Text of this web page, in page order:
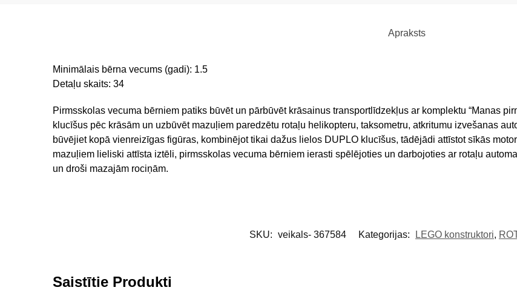
Apraksts
Minimālais bērna vecums (gadi): 1.5
Detaļu skaits: 34
Pirmsskolas vecuma bērniem patiks būvēt un pārbūvēt krāsainus transportlīdzekļus ar komplektu “Manas
klucīšus pēc krāsām un uzbūvēt mazuļiem paredzētu rotaļu helikopteru, taksometru, atkritumu izvešanas
būvējiet kopā vienreizīgas figūras, kombinējot tikai dažus lielos DUPLO klucīšus, tādējādi attīstot sīkās
mazuļiem lieliski attīsta iztēli, pirmsskolas vecuma bērniem ierasti spēlējoties un darbojoties ar rotaļu
un droši mazajām rociņām.
SKU: veikals- 367584 Kategorijas: LEGO konstruktori,
Saistītie Produkti